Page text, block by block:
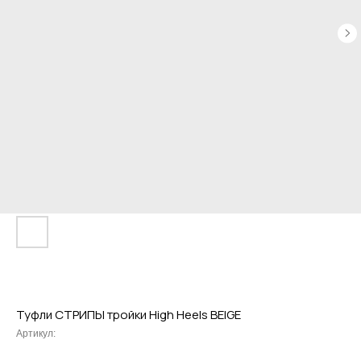
Туфли СТРИПЫ тройки High Heels BEIGE
Артикул: